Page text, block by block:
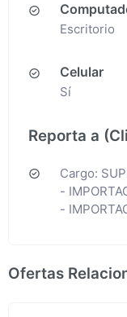
Escritorio
Celular
Sí
Reporta a
Cargo:
-
-
Ofertas